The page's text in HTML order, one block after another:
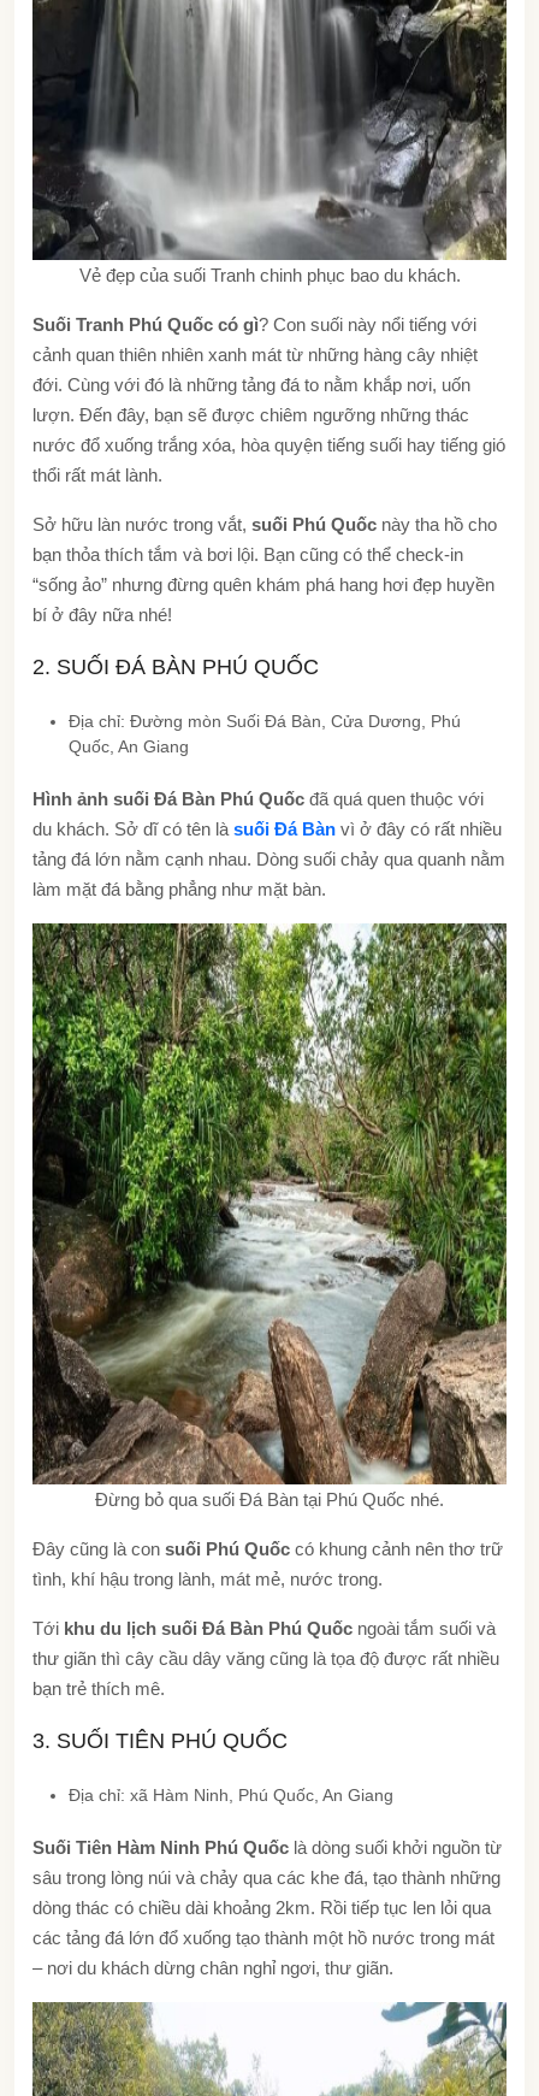
Vẻ đẹp của suối Tranh chinh phục bao du khách.
Suối Tranh Phú Quốc có gì? Con suối này nổi tiếng với
cảnh quan thiên nhiên xanh mát từ những hàng cây nhiệt
đới. Cùng với đó là những tảng đá to nằm khắp nơi, uốn
lượn. Đến đây, bạn sẽ được chiêm ngưỡng những thác
nước đổ xuống trắng xóa, hòa quyện tiếng suối hay tiếng gió
thổi rất mát lành.
Sở hữu làn nước trong vắt, suối Phú Quốc này tha hồ cho
bạn thỏa thích tắm và bơi lội. Bạn cũng có thể check-in
“sống ảo” nhưng đừng quên khám phá hang hơi đẹp huyền
bí ở đây nữa nhé!
2. SUỐI ĐÁ BÀN PHÚ QUỐC
Địa chỉ: Đường mòn Suối Đá Bàn, Cửa Dương, Phú
Quốc, An Giang
Hình ảnh suối Đá Bàn Phú Quốc đã quá quen thuộc với
du khách. Sở dĩ có tên là suối Đá Bàn vì ở đây có rất nhiều
tảng đá lớn nằm cạnh nhau. Dòng suối chảy qua quanh nằm
làm mặt đá bằng phẳng như mặt bàn.
Đừng bỏ qua suối Đá Bàn tại Phú Quốc nhé.
Đây cũng là con suối Phú Quốc có khung cảnh nên thơ trữ
tình, khí hậu trong lành, mát mẻ, nước trong.
Tới khu du lịch suối Đá Bàn Phú Quốc ngoài tắm suối và
thư giãn thì cây cầu dây văng cũng là tọa độ được rất nhiều
bạn trẻ thích mê.
3. SUỐI TIÊN PHÚ QUỐC
Địa chỉ: xã Hàm Ninh, Phú Quốc, An Giang
Suối Tiên Hàm Ninh Phú Quốc là dòng suối khởi nguồn từ
sâu trong lòng núi và chảy qua các khe đá, tạo thành những
dòng thác có chiều dài khoảng 2km. Rồi tiếp tục len lỏi qua
các tảng đá lớn đổ xuống tạo thành một hồ nước trong mát
– nơi du khách dừng chân nghỉ ngơi, thư giãn.